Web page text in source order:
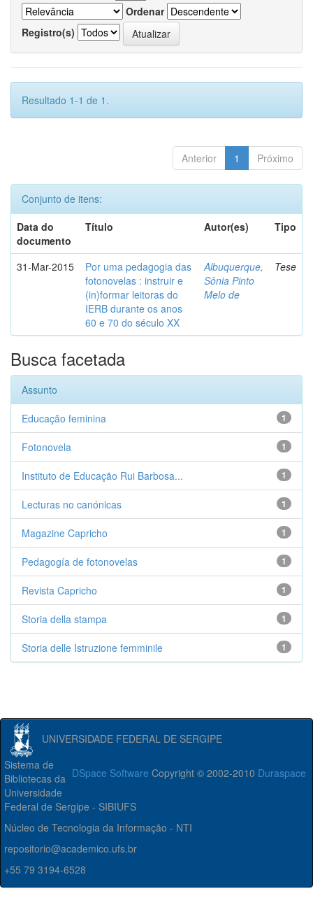
Ordenar
Registro(s)
Resultado 1-1 de 1.
Anterior 1 Próximo
Conjunto de itens:
Data do
documento
Título Autor(es) Tipo
31-Mar-2015
Por uma pedagogia das
fotonovelas : instruir e
(in)formar leitoras do
IERB durante os anos
60 e 70 do século XX
Albuquerque,
Sônia Pinto
Melo de
Tese
Busca facetada
Assunto
1
Educação feminina
1
Fotonovela
1
Instituto de Educação Rui Barbosa...
1
Lecturas no canónicas
1
Magazine Capricho
1
Pedagogía de fotonovelas
1
Revista Capricho
1
Storia della stampa
1
Storia delle Istruzione femminile
UNIVERSIDADE FEDERAL DE SERGIPE
DSpace Software Copyright © 2002-2010 Duraspace
Sistema de
Bibliotecas da
Universidade
Federal de Sergipe - SIBIUFS
Núcleo de Tecnologia da Informação - NTI
repositorio@academico.ufs.br
+55 79 3194-6528